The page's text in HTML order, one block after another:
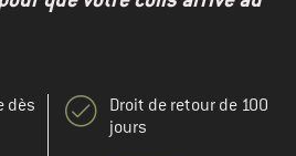
dès
Droit de retour de 100
jours